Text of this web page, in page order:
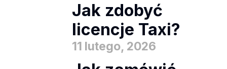
Jak zdobyć
licencje Taxi?
11 lutego, 2026